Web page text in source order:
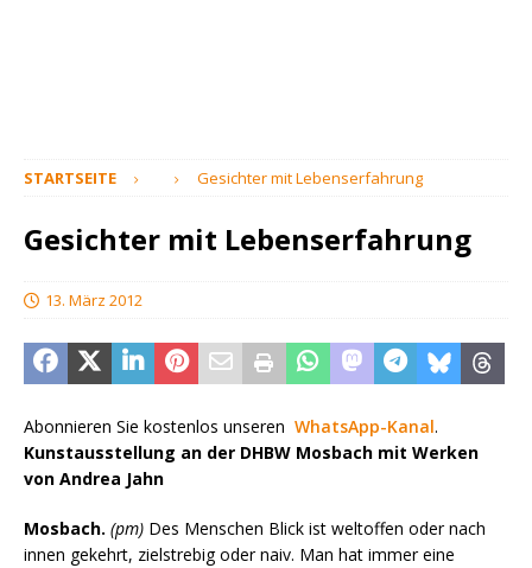
STARTSEITE Gesichter mit Lebenserfahrung
Gesichter mit Lebenserfahrung
13. März 2012
Abonnieren Sie kostenlos unseren WhatsApp-Kanal.
Kunstausstellung an der DHBW Mosbach mit Werken
von Andrea Jahn
Mosbach. (pm) Des Menschen Blick ist weltoffen oder nach
innen gekehrt, zielstrebig oder naiv. Man hat immer eine